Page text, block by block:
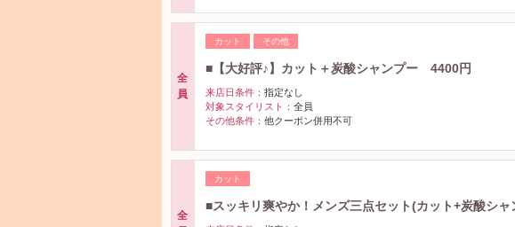
全
員
カット その他
■【大好評♪】カット＋炭酸シャンプー 4400円
来店日条件： 指定なし
対象スタイリスト： 全員
その他条件： 他クーポン併用不可
全
カット
■スッキリ爽やか！メンズ三点セット(カット+炭酸シ